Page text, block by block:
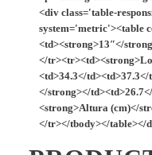
<div class='table-
system='metric'><table
<td><strong>13″</
</
<td>34.3</
</strong></
<strong>Altura (cm)</
</tr></tbody></table></